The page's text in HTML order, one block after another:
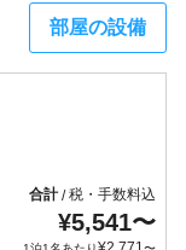
部屋の設備
合計/税・手数料込
¥5,541〜